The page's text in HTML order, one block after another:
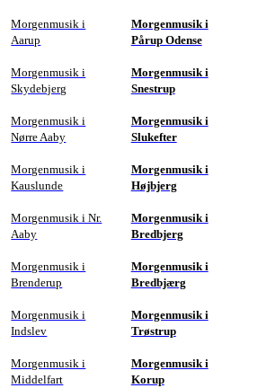
Morgenmusik i
Aarup
Morgenmusik i
Skydebjerg
Morgenmusik i
Nørre Aaby
Morgenmusik i
Kauslunde
Morgenmusik i Nr.
Aaby
Morgenmusik i
Brenderup
Morgenmusik i
Indslev
Morgenmusik i
Middelfart
Morgenmusik i
Pårup Odense
Morgenmusik i
Snestrup
Morgenmusik i
Slukefter
Morgenmusik i
Højbjerg
Morgenmusik i
Bredbjerg
Morgenmusik i
Bredbjærg
Morgenmusik i
Trøstrup
Morgenmusik i
Korup